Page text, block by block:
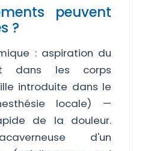
peuvent
?
: aspiration du
dans les corps
introduite dans le
locale) —
de la douleur.
d'un